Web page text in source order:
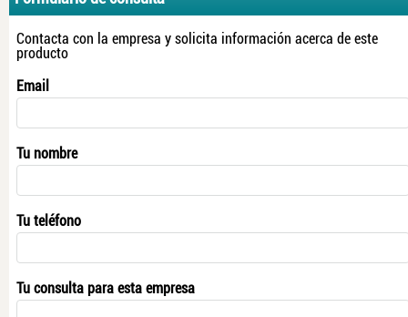
Contacta con la empresa y solicita información acerca de este
producto
Email
Tu nombre
Tu teléfono
Tu consulta para esta empresa